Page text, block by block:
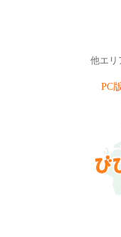
他エリ
PC